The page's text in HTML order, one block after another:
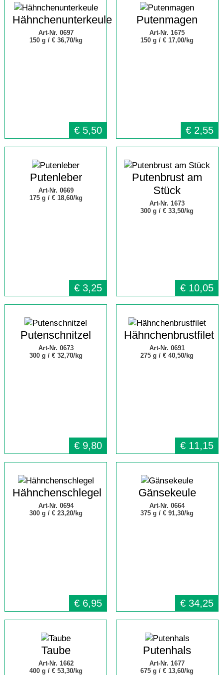
Hähnchenunterkeule
Art-Nr. 0697
150 g / € 36,70/kg
€ 5,50
Putenmagen
Art-Nr. 1675
150 g /€ 17,00/kg
€ 2,55
Putenleber
Art-Nr. 0669
175 g / € 18,60/kg
€ 3,25
Putenbrust am
Stück
Art-Nr. 1673
300 g /€ 33,50/kg
€ 10,05
Putenschnitzel
Art-Nr. 0673
300 g / € 32,70/kg
€ 9,80
Hähnchenbrustfilet
Art-Nr. 0691
275 g /€ 40,50/kg
€ 11,15
Hähnchenschlegel
Art-Nr. 0694
300 g / € 23,20/kg
€ 6,95
Gänsekeule
Art-Nr. 0664
375 g /€ 91,30/kg
€ 34,25
Taube
Art-Nr. 1662
400 g / € 53,30/kg
Putenhals
Art-Nr. 1677
675 g /€ 13,60/kg